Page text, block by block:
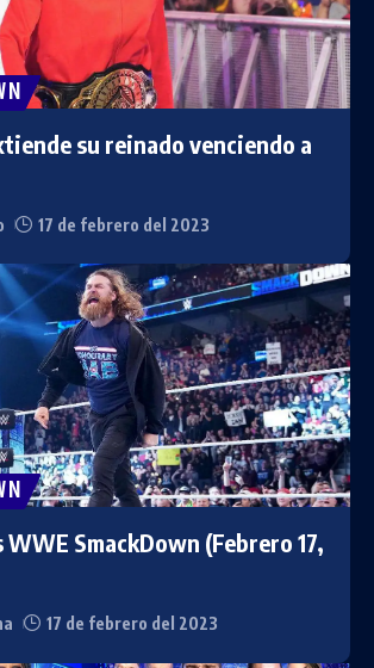
su reinado venciendo a
17 de febrero del 2023
WWE SmackDown (Febrero 17,
17 de febrero del 2023